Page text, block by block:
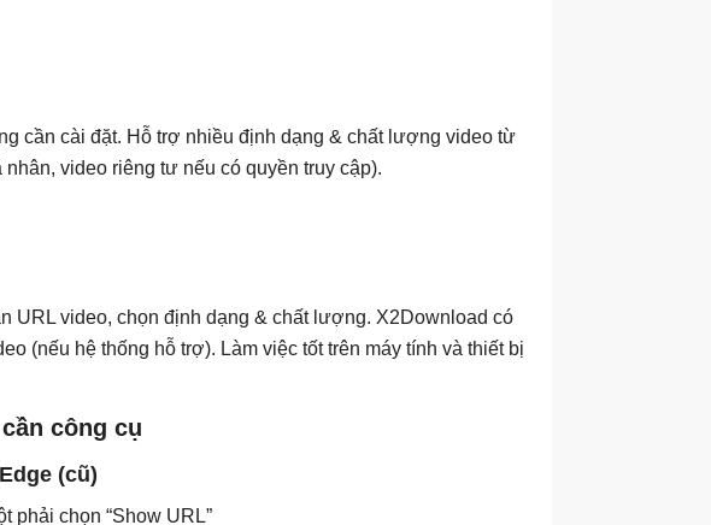
cần cài đặt. Hỗ trợ nhiều định dạng & chất lượng video từ
video riêng tư nếu có quyền truy cập).
URL video, chọn định dạng & chất lượng. X2Download có
(nếu hệ thống hỗ trợ). Làm việc tốt trên máy tính và thiết bị
công cụ
(cũ)
phải chọn “Show URL”